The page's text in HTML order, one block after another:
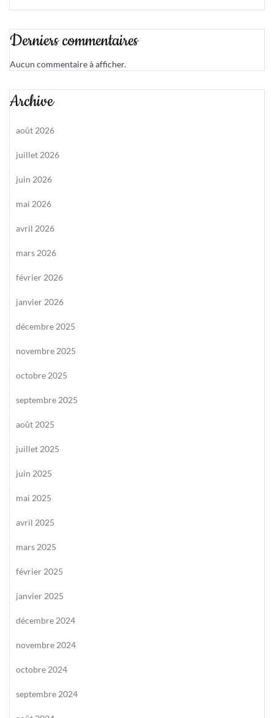
Derniers commentaires
Aucun commentaire à afficher.
Archive
août 2026
juillet 2026
juin 2026
mai 2026
avril 2026
mars 2026
février 2026
janvier 2026
décembre 2025
novembre 2025
octobre 2025
septembre 2025
août 2025
juillet 2025
juin 2025
mai 2025
avril 2025
mars 2025
février 2025
janvier 2025
décembre 2024
novembre 2024
octobre 2024
septembre 2024